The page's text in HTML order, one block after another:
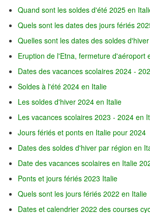
Quand sont les soldes d'été 2025 en
Quels sont les dates des jours fériés
Quelles sont les dates des soldes
Eruption de l'Etna, fermeture d'aéroport
Dates des vacances scolaires 2024 -
Soldes à l'été 2024 en Italie
Les soldes d'hiver 2024 en Italie
Les vacances scolaires 2023 - 2024 en
Jours fériés et ponts en Italie pour 2024
Dates des soldes d'hiver par région en
Date des vacances scolaires en Italie
Ponts et jours fériés 2023 Italie
Quels sont les jours fériés 2022 en Italie
Dates et calendrier 2022 des courses